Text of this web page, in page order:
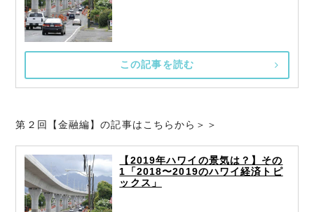
この記事を読む
第２回【金融編】の記事はこちらから＞＞
【2019年ハワイの景気は？】その
1「2018〜2019のハワイ経済トピ
ックス」